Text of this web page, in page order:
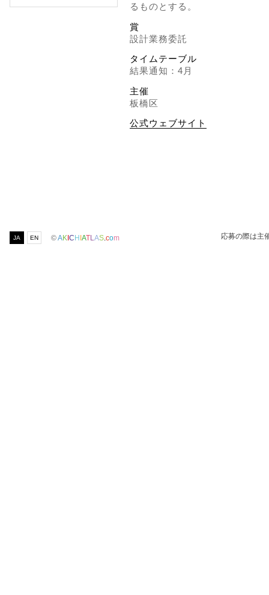
るものとする。
賞
設計業務委託
タイムテーブル
結果通知：4月
主催
板橋区
公式ウェブサイト
JA EN ©AK C H ATLAS.com 応募の際は主